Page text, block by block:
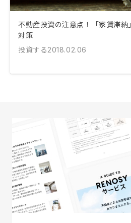
不動産投資の注意点！「家賃滞納」
対策
投資する2018.02.06